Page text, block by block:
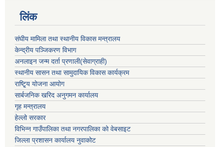
लिंक
संघीय मामिला तथा स्थानीय विकास मन्त्रालय
केन्द्रीय पञ्जिकरण विभाग
अनलाइन जन्म दर्ता प्रणाली(सेवाग्राही)
स्थानीय सासन तथा सामुदायिक विकास कार्यक्रम
राष्टि्ृय योजना आयोग
सार्बजनिक खरिद अनुगमन कार्यालय
गृह मन्त्रालय
हेल्लो सरकार
विभिन्न गाउँपालिका तथा नगरपालिका को वेबसाइट
जिल्ला प्रशासन कार्यालय नुवाकोट